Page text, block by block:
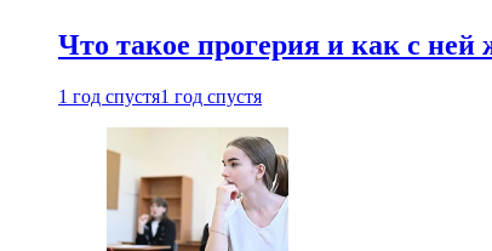
Что такое прогерия и как с ней
1 год спустя1 год спустя